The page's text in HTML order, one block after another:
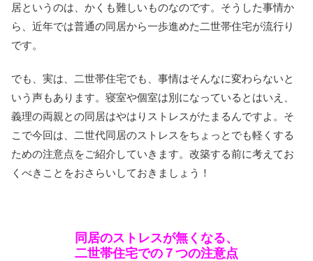
居というのは、かくも難しいものなのです。そうした事情か
ら、近年では普通の同居から一歩進めた二世帯住宅が流行り
です。
でも、実は、二世帯住宅でも、事情はそんなに変わらないと
いう声もあります。寝室や個室は別になっているとはいえ、
義理の両親との同居はやはりストレスがたまるんですよ。そ
こで今回は、二世代同居のストレスをちょっとでも軽くする
ための注意点をご紹介していきます。改築する前に考えてお
くべきことをおさらいしておきましょう！
同居のストレスが無くなる、
二世帯住宅での７つの注意点